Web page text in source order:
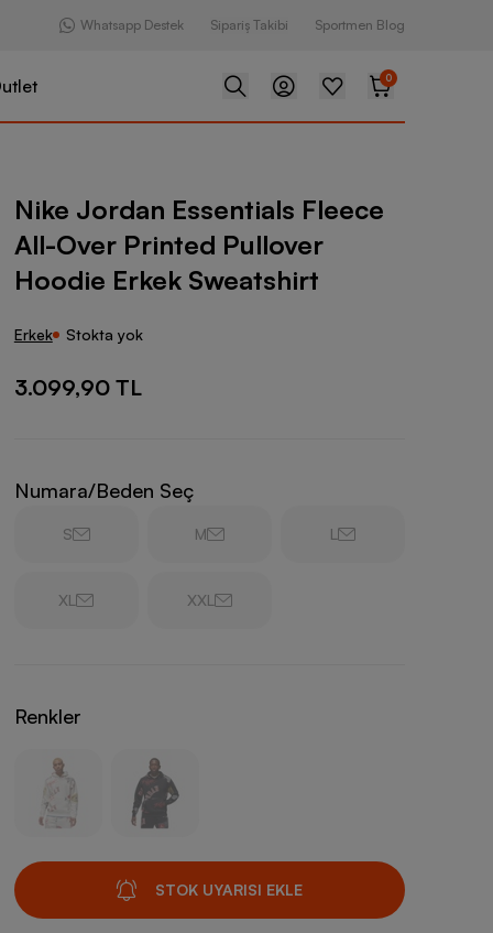
Whatsapp Destek Sipariş Takibi Sportmen Blog
0
Fleece All-Over Printed Pullover Hoodie Erkek
Nike Jordan Essentials Fleece
All-Over Printed Pullover
Hoodie Erkek Sweatshirt
Erkek Stokta yok
3.099,90 TL
Numara/Beden Seç
S M L
XL XXL
Renkler
STOK UYARISI EKLE